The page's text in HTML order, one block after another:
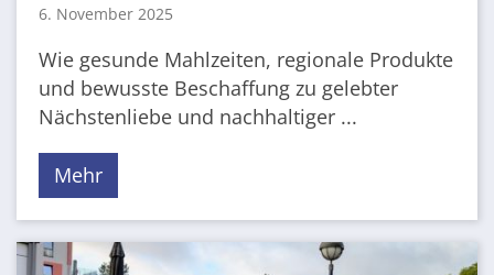
6. November 2025
Wie gesunde Mahlzeiten, regionale Produkte
und bewusste Beschaffung zu gelebter
Nächstenliebe und nachhaltiger ...
Mehr